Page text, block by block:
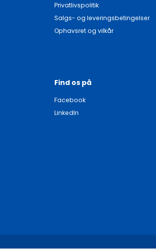
Privatlivspolitik
Salgs- og leveringsbetingelser
Ophavsret og vilkår
Find os på
Facebook
LinkedIn